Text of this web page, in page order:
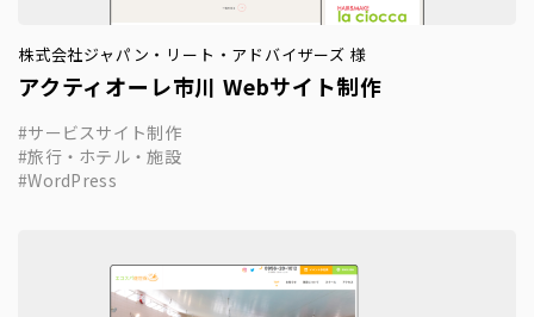
株式会社ジャパン・リート・アドバイザーズ 様
アクティオーレ市川 Webサイト制作
サービスサイト制作
旅行・ホテル・施設
WordPress